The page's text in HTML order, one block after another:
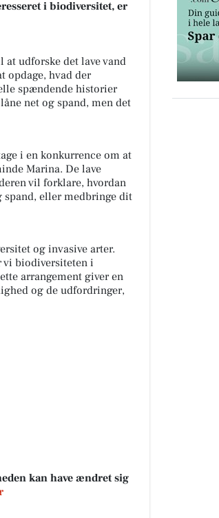
i biodiversitet, er
udforske det lave vand
opdage, hvad der
spændende historier
net og spand, men det
i en konkurrence om at
Marina. De lave
vil forklare, hvordan
spand, eller medbringe dit
og invasive arter.
vi biodiversiteten i
arrangement giver en
og de udfordringer,
kan have ændret sig